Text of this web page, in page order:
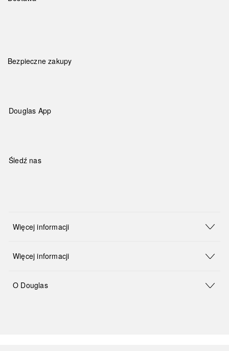
Bezpieczne zakupy
Douglas App
Śledź nas
Więcej informacji
Więcej informacji
O Douglas